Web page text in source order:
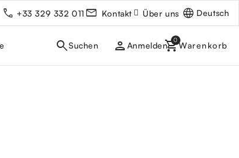
+33 329 332 011 Kontakt Über uns Deutsch
person Anmelden